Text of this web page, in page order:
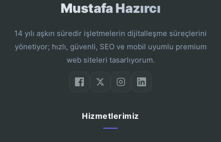
Mustafa Hazırcı
14 yılı aşkın süredir işletmelerin dijitalleşme süreçlerini
yönetiyor; hızlı, güvenli, SEO ve mobil uyumlu premium
web siteleri tasarlıyorum.
Hizmetlerimiz